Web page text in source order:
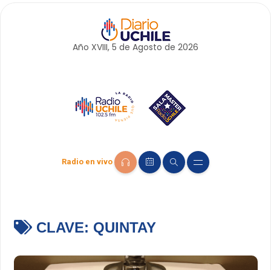
Año XVIII, 5 de Agosto de 2026
Radio en vivo
CLAVE: QUINTAY